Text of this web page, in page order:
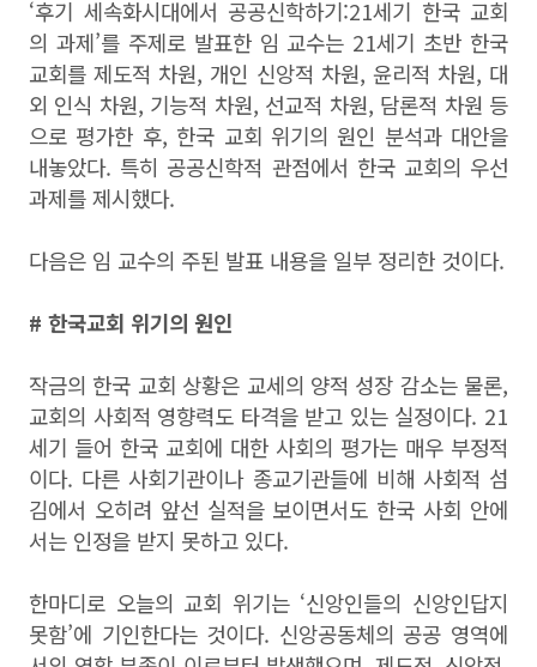
‘후기 세속화시대에서 공공신학하기:21세기 한국 교회
의 과제’를 주제로 발표한 임 교수는 21세기 초반 한국
교회를 제도적 차원, 개인 신앙적 차원, 윤리적 차원, 대
외 인식 차원, 기능적 차원, 선교적 차원, 담론적 차원 등
으로 평가한 후, 한국 교회 위기의 원인 분석과 대안을
내놓았다. 특히 공공신학적 관점에서 한국 교회의 우선
과제를 제시했다.
다음은 임 교수의 주된 발표 내용을 일부 정리한 것이다.
# 한국교회 위기의 원인
작금의 한국 교회 상황은 교세의 양적 성장 감소는 물론,
교회의 사회적 영향력도 타격을 받고 있는 실정이다. 21
세기 들어 한국 교회에 대한 사회의 평가는 매우 부정적
이다. 다른 사회기관이나 종교기관들에 비해 사회적 섬
김에서 오히려 앞선 실적을 보이면서도 한국 사회 안에
서는 인정을 받지 못하고 있다.
한마디로 오늘의 교회 위기는 ‘신앙인들의 신앙인답지
못함’에 기인한다는 것이다. 신앙공동체의 공공 영역에